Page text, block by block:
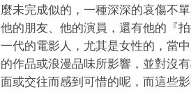
麼未完成似的，一種深深的哀傷不單
他的朋友、他的演員，還有他的『
一代的電影人，尤其是女性的，當
的作品或浪漫品味所影響，並對沒
面或交往而感到可惜的呢，而這些